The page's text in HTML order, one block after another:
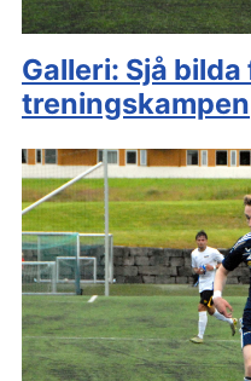
Galleri: Sjå bilda
treningskampen